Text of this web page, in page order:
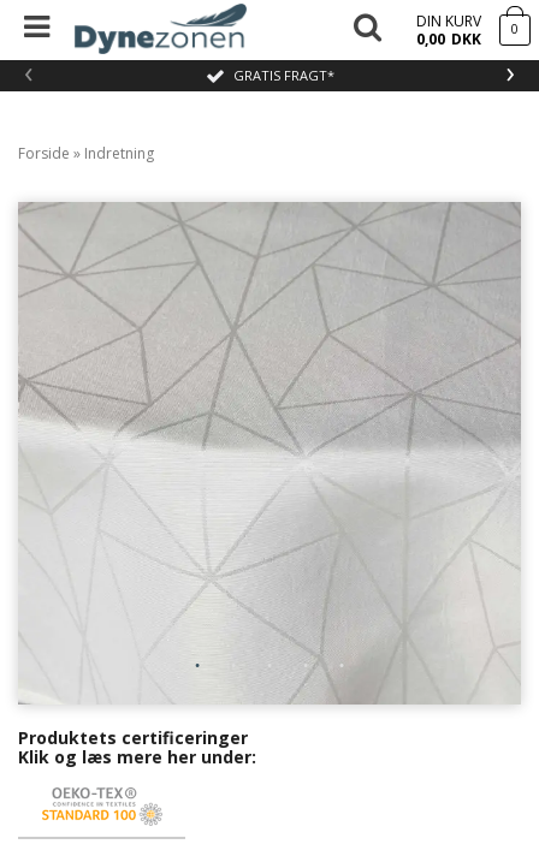
GRATIS FRAGT*
‹ ›
DIN KURV
0,00 DKK 0
Forside » Indretning
Produktets certificeringer
Klik og læs mere her under: